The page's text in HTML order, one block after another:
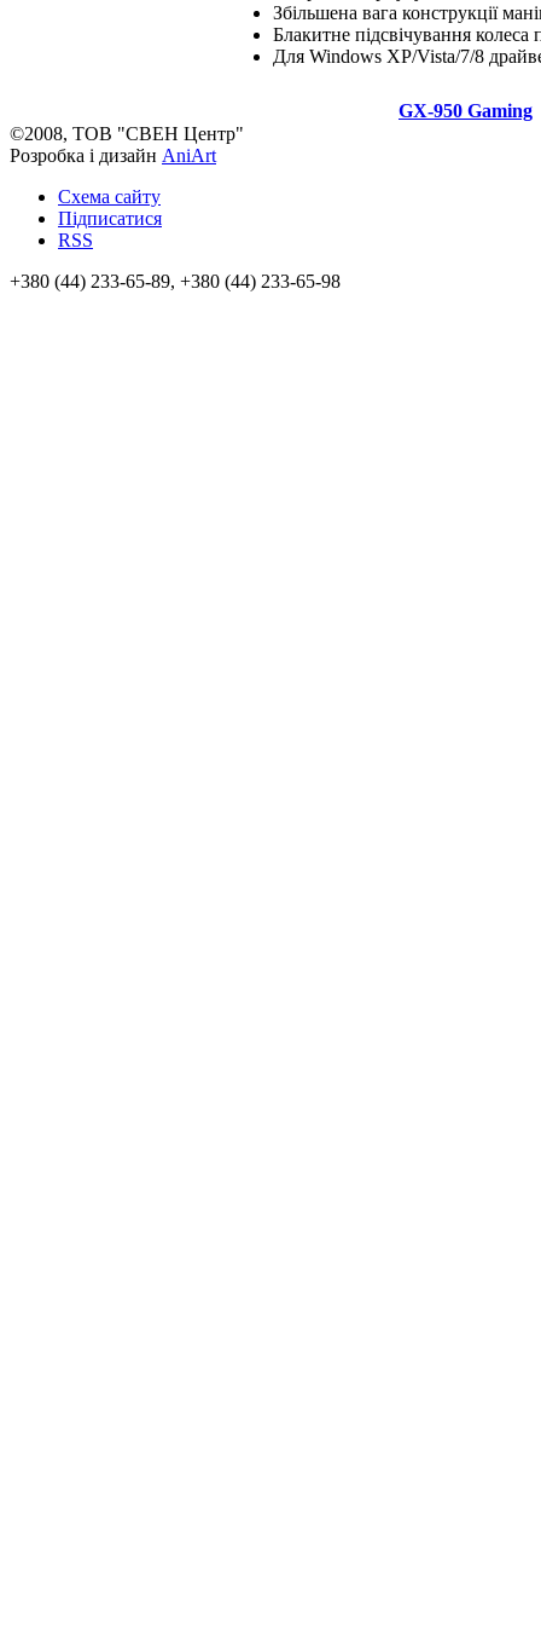
Збільшена вага конструкції
Блакитне підсвічування
Для Windows XP/Vista/7/8
GX-950 Gaming
©2008, ТОВ "СВЕН Центр"
Розробка і дизайн AniArt
Схема сайту
Підписатися
RSS
+380 (44) 233-65-89, +380 (44) 233-65-98